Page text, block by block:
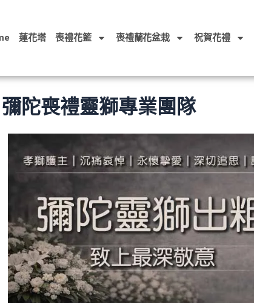
蓮花塔 喪禮花籃 喪禮蘭花盆栽 祝賀花禮
彌陀喪禮靈獅專業團隊